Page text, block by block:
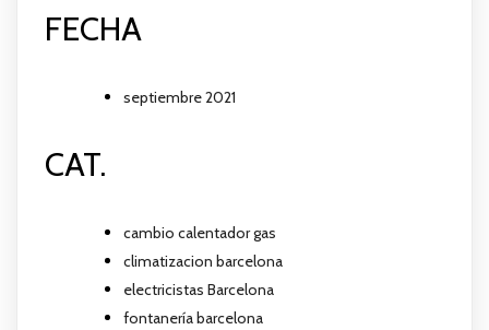
FECHA
septiembre 2021
CAT.
cambio calentador gas
climatizacion barcelona
electricistas Barcelona
fontanería barcelona